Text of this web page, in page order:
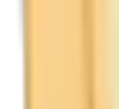
Blanda
Tillsätt
Häll